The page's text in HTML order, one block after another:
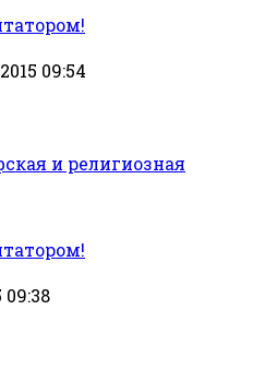
09:54
и религиозная